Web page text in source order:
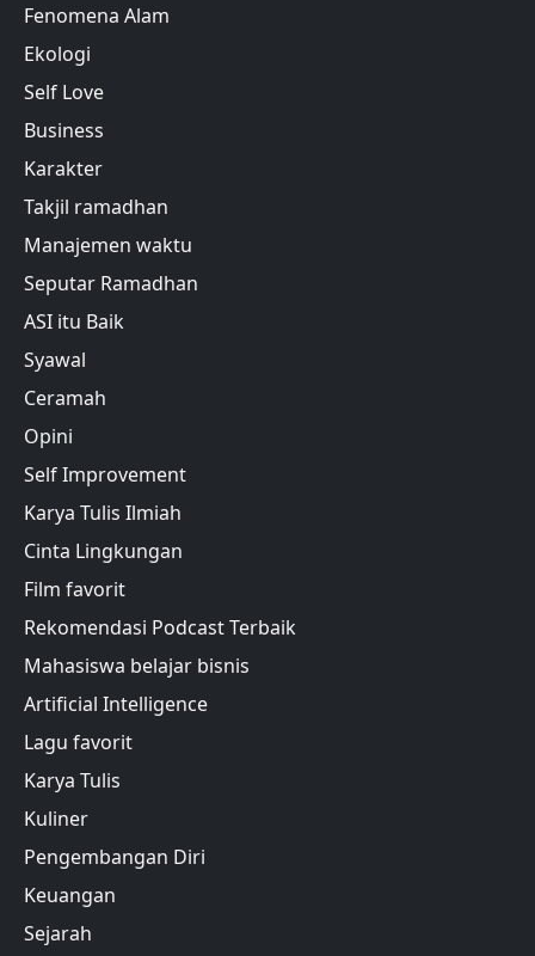
Fenomena Alam
Ekologi
Self Love
Business
Karakter
Takjil ramadhan
Manajemen waktu
Seputar Ramadhan
ASI itu Baik
Syawal
Ceramah
Opini
Self Improvement
Karya Tulis Ilmiah
Cinta Lingkungan
Film favorit
Rekomendasi Podcast Terbaik
Mahasiswa belajar bisnis
Artificial Intelligence
Lagu favorit
Karya Tulis
Kuliner
Pengembangan Diri
Keuangan
Sejarah